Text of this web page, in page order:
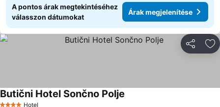
A pontos árak megtekintéséhez
válasszon dátumokat
Árak megjelenítése
Hotel
Butični Hotel Sončno Polje